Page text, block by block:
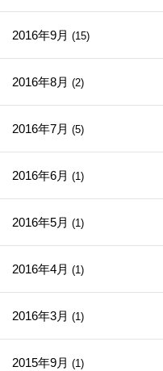
2016年9月 (15)
2016年8月 (2)
2016年7月 (5)
2016年6月 (1)
2016年5月 (1)
2016年4月 (1)
2016年3月 (1)
2015年9月 (1)